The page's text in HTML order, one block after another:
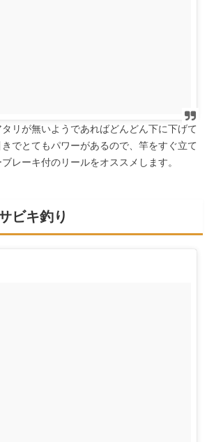
リが無いようであればどんどん下に下げて
でとてもパワーがあるので、竿をすぐ立て
レーキ付のリールをオススメします。
ビキ釣り